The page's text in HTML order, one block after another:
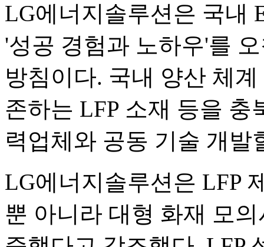
LG에너지솔루션은 국내
'성공 경험과 노하우'를
방침이다. 국내 양산 체
존하는 LFP 소재 등을 충
력업체와 공동 기술 개발
LG에너지솔루션은 LFP
뿐 아니라 대형 화재 모